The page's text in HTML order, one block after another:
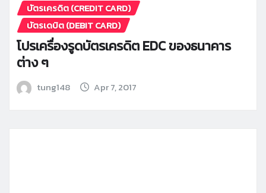
บัตรเครดิต (CREDIT CARD)
บัตรเดบิต (DEBIT CARD)
โปรเครื่องรูดบัตรเครดิต EDC ของธนาคาร
ต่าง ๆ
tung148 Apr 7, 2017